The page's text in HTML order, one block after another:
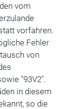
vom
vorfahren.
Fehler
von
"93V2".
in diesem
so die